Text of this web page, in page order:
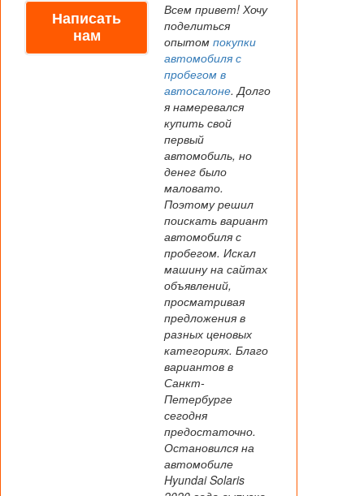
Написать
нам
Всем привет! Хочу
поделиться
опытом покупки
автомобиля с
пробегом в
автосалоне. Долго
я намеревался
купить свой
первый
автомобиль, но
денег было
маловато.
Поэтому решил
поискать вариант
автомобиля с
пробегом. Искал
машину на сайтах
объявлений,
просматривая
предложения в
разных ценовых
категориях. Благо
вариантов в
Санкт-
Петербурге
сегодня
предостаточно.
Остановился на
автомобиле
Hyundai Solaris